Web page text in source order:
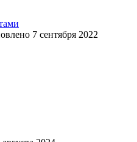
7 сентября 2022